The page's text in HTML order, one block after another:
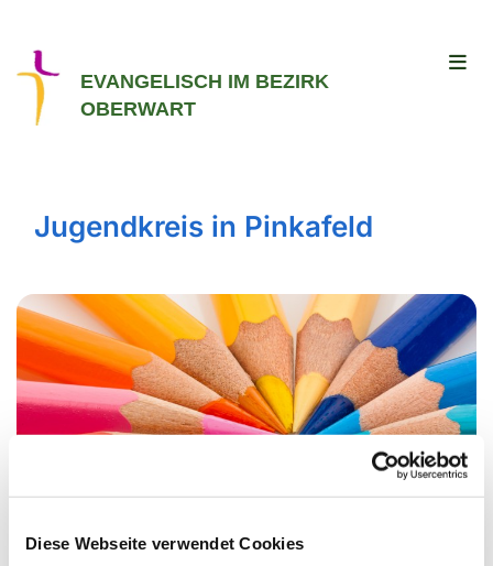
Diese Webseite verwendet Cookies
EVANGELISCH IM BEZIRK
OBERWART
Jugendkreis in Pinkafeld